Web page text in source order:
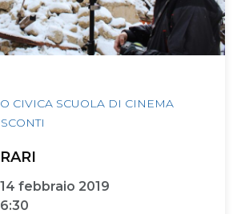
CIVICA SCUOLA DI CINEMA
febbraio 2019